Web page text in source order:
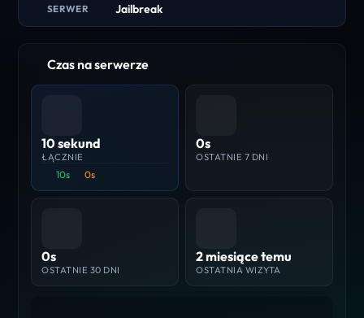
SERWER Jailbreak
Czas na serwerze
10 sekund
ŁĄCZNIE
10s 0s
0s
OSTATNIE 7 DNI
0s
OSTATNIE 30 DNI
2 miesiące temu
OSTATNIA WIZYTA